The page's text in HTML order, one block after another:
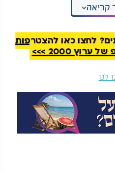
האפייה את קוביות המנגו,
טפטפו מעל שמן זית ומיץ
הדג מעל הפירות בתבנית.
על הדג.
בקלות במזלג.
מעל כוסברה או פטרוזיליה
קוסקוס או סלט טרי.
דבש או סילאן לקבלת
יכולים להוסיף פרוסות
קריאה
לחצו כאן להצטרפות
2000 >>>
לנו